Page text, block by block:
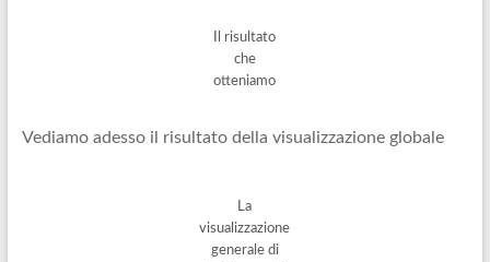
Il risultato
che
otteniamo
Vediamo adesso il risultato della visualizzazione globale
La
visualizzazione
generale di